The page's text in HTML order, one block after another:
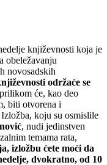
književnosti koja je
obeležavanju
novosadskih
održaće se
će, kao deo
biti otvorena i
Izložba, koju su osmislile
, nudi jedinstven
temama rata,
izložbu ćete moći da
dvokratno, od 10